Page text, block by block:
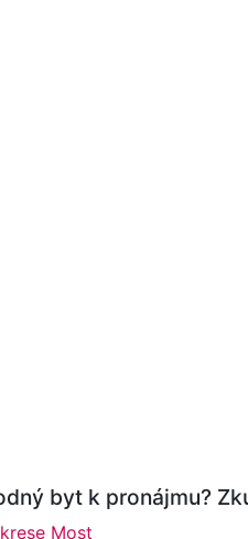
byt k pronájmu?
Most